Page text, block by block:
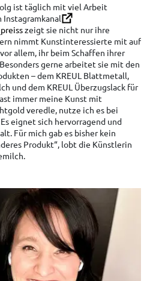
ist täglich mit viel Arbeit
Instagramkanal
zeigt sie nicht nur ihre
nimmt Kunstinteressierte mit auf
allem, ihr beim Schaffen ihrer
gerne arbeitet sie mit den
– dem KREUL Blattmetall,
und dem KREUL Überzugslack für
immer meine Kunst mit
veredle, nutze ich es bei
eignet sich hervorragend und
Für mich gab es bisher kein
Produkt“, lobt die Künstlerin